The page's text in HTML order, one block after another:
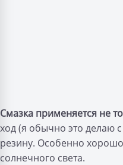
Смазка применяется не
ход (я обычно это делаю
резину. Особенно
солнечного света.